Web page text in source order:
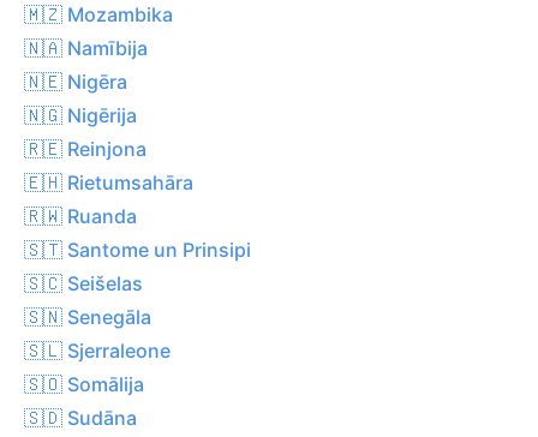
🇲🇿 Mozambika
🇳🇦 Namībija
🇳🇪 Nigēra
🇳🇬 Nigērija
🇷🇪 Reinjona
🇪🇭 Rietumsahāra
🇷🇼 Ruanda
🇸🇹 Santome un Prinsipi
🇸🇨 Seišelas
🇸🇳 Senegāla
🇸🇱 Sjerraleone
🇸🇴 Somālija
🇸🇩 Sudāna